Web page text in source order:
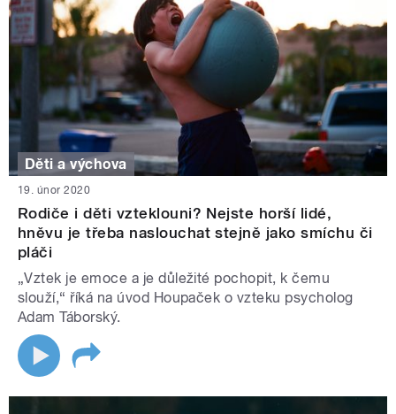
Děti a výchova
19. únor 2020
Rodiče i děti vzteklouni? Nejste horší lidé,
hněvu je třeba naslouchat stejně jako smíchu či
pláči
„Vztek je emoce a je důležité pochopit, k čemu
slouží,“ říká na úvod Houpaček o vzteku psycholog
Adam Táborský.